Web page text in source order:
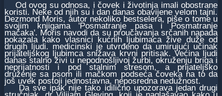
Od ovog su odnosa, i čovek i životinja imali obostrane
koristi. Neke od njih su i dan danas obavijene velom tajni.
Dezmond Moris, autor nekoliko bestselera, piše o tome u
svojim knjigama 'Posmatranje pasa i Posmatranje
mačaka'. Moris navodi da su proučavanja srčanih napada
pokazala kako vlasnici kućnih ljubimaca žive duže od
drugih ljudi. medicinski je utvrđeno da umirujući učinak
prijateljskog ljubimca snižava krvni pritisak. Većina ljudi
danas stalno živi u nepodnošljivoj žurbi, okruženju briga i
neprijatnosti i pod stalnim stresom, a prijateljsko
druženje sa psom ili mačkom podseća čoveka na to da
još uvek postoji jednostavna, neposredna nedužnost.
Da sve ipak nije tako idilično upozorava jedan drugi